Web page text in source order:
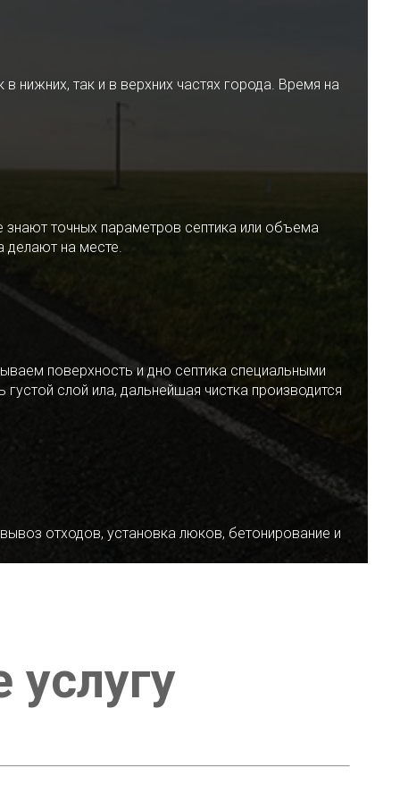
так и в верхних частях города. Время на
точных параметров септика или объема
делают на месте.
поверхность и дно септика специальными
слой ила, дальнейшая чистка производится
отходов, установка люков, бетонирование и
услугу